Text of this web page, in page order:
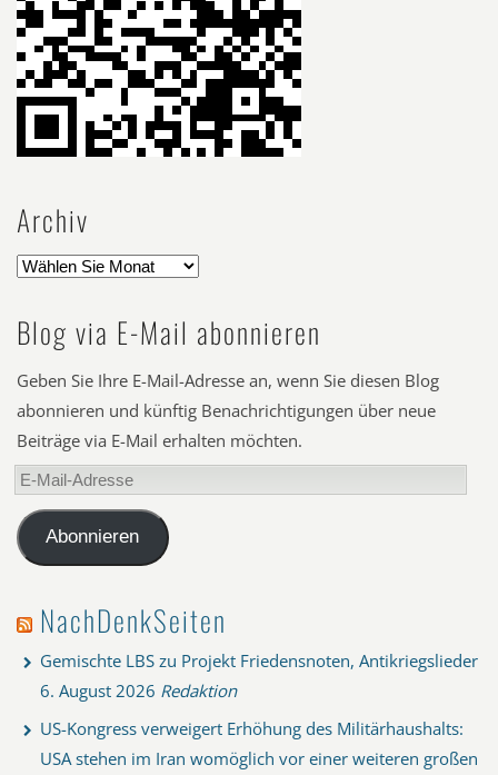
Archiv
Blog via E-Mail abonnieren
Geben Sie Ihre E-Mail-Adresse an, wenn Sie diesen Blog
abonnieren und künftig Benachrichtigungen über neue
Beiträge via E-Mail erhalten möchten.
E-
Mail-
AdresseAbonnieren
NachDenkSeiten
Gemischte LBS zu Projekt Friedensnoten, Antikriegslieder
6. August 2026 Redaktion
US-Kongress verweigert Erhöhung des Militärhaushalts:
USA stehen im Iran womöglich vor einer weiteren großen